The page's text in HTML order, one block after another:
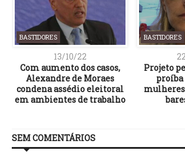
BASTIDORES
13/10/22
Com aumento dos casos,
Alexandre de Moraes
condena assédio eleitoral
em ambientes de trabalho
BASTIDORES
Projeto
proíba
SEM COMENTÁRIOS